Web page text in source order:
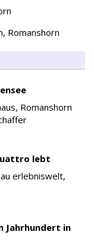
Romanshorn
Romanshorn
lebt
erlebniswelt,
Jahrhundert in